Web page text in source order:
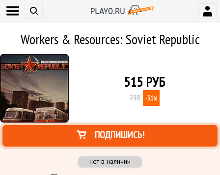
Workers & Resources: Soviet Republic
515 РУБ
739 -31%
ПОДПИШИСЬ!
нет в наличии